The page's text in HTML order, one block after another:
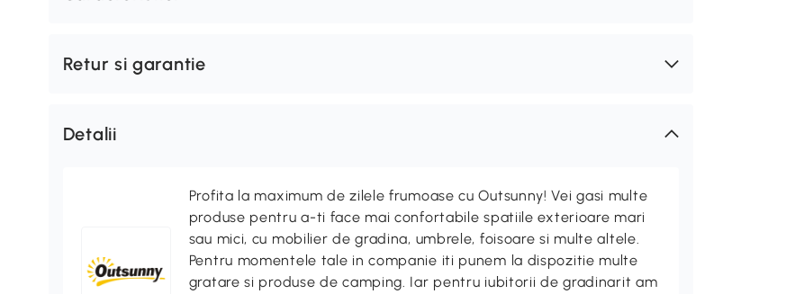
Retur si garantie
Detalii
Profita la maximum de zilele frumoase cu Outsunny! Vei gasi multe
produse pentru a-ti face mai confortabile spatiile exterioare mari
sau mici, cu mobilier de gradina, umbrele, foisoare si multe altele.
Pentru momentele tale in companie iti punem la dispozitie multe
gratare si produse de camping. Iar pentru iubitorii de gradinarit am